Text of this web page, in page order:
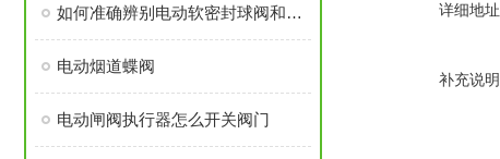
如何准确辨别电动软密封球阀和硬密封球阀呢？
电动烟道蝶阀
电动闸阀执行器怎么开关阀门
详细地址
补充说明